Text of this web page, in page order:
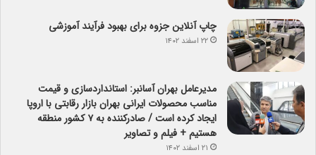
چاپ آنلاین جزوه برای بهبود فرآیند آموزشی
۲۲ اسفند ۱۴۰۲
مدیرعامل بهران آسانبر: استانداردسازی و قیمت
مناسب محصولات ایرانی بهران بازار رقابتی با اروپا
ایجاد کرده است / صادرکننده به ۷ کشور منطقه
هستیم + فیلم و تصاویر
۲۱ اسفند ۱۴۰۲